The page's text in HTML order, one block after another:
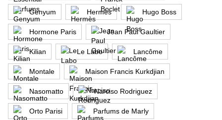
Genyum Hermès Hugo Boss
Hormone Paris Jean Paul Gaultier
Kilian Le Labo Lancôme
Montale Maison Francis Kurkdjian
Nasomatto Narciso Rodriguez
Orto Parisi Parfums de Marly